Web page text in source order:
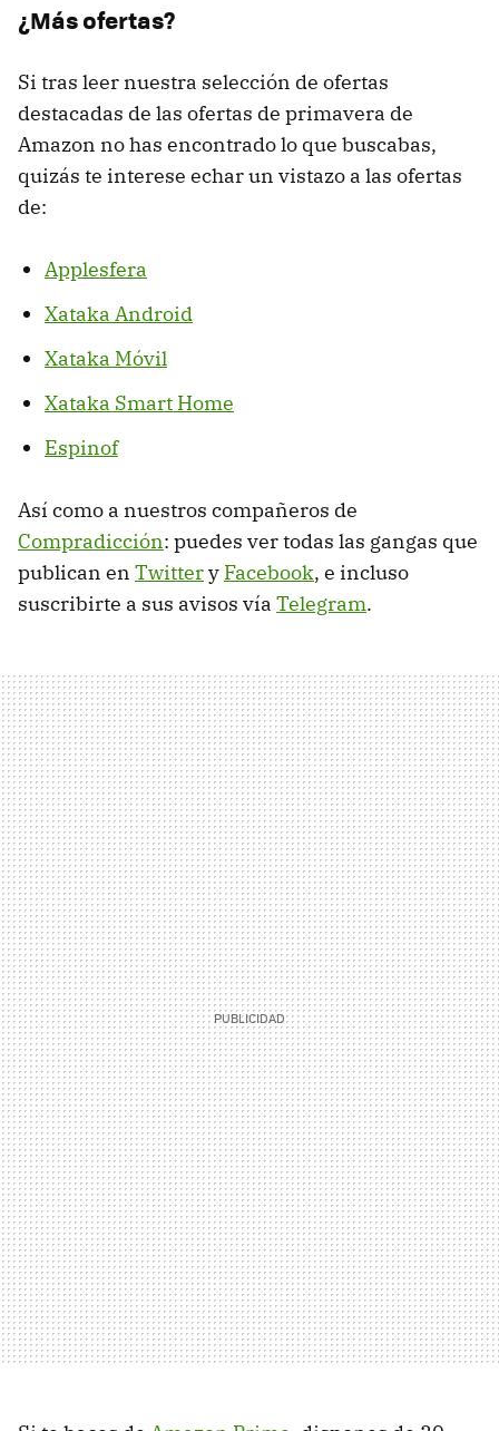
¿Más ofertas?
Si tras leer nuestra selección de ofertas
destacadas de las ofertas de primavera de
Amazon no has encontrado lo que buscabas,
quizás te interese echar un vistazo a las ofertas
de:
Applesfera
Xataka Android
Xataka Móvil
Xataka Smart Home
Espinof
Así como a nuestros compañeros de
Compradicción: puedes ver todas las gangas que
publican en Twittery Facebook, e incluso
suscribirte a sus avisos vía Telegram.